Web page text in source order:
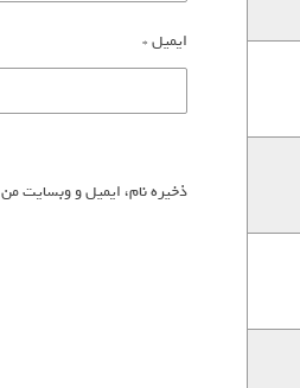
ایمیل*
ذخیره نام، ایمیل و وبسایت